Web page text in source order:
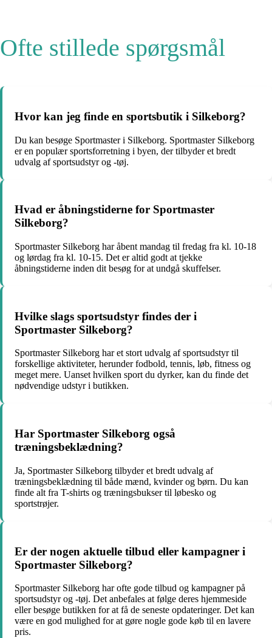
Ofte stillede spørgsmål
Hvor kan jeg finde en sportsbutik i Silkeborg?
Du kan besøge Sportmaster i Silkeborg. Sportmaster Silkeborg
er en populær sportsforretning i byen, der tilbyder et bredt
udvalg af sportsudstyr og -tøj.
Hvad er åbningstiderne for Sportmaster
Silkeborg?
Sportmaster Silkeborg har åbent mandag til fredag fra kl. 10-18
og lørdag fra kl. 10-15. Det er altid godt at tjekke
åbningstiderne inden dit besøg for at undgå skuffelser.
Hvilke slags sportsudstyr findes der i
Sportmaster Silkeborg?
Sportmaster Silkeborg har et stort udvalg af sportsudstyr til
forskellige aktiviteter, herunder fodbold, tennis, løb, fitness og
meget mere. Uanset hvilken sport du dyrker, kan du finde det
nødvendige udstyr i butikken.
Har Sportmaster Silkeborg også
træningsbeklædning?
Ja, Sportmaster Silkeborg tilbyder et bredt udvalg af
træningsbeklædning til både mænd, kvinder og børn. Du kan
finde alt fra T-shirts og træningsbukser til løbesko og
sportstrøjer.
Er der nogen aktuelle tilbud eller kampagner i
Sportmaster Silkeborg?
Sportmaster Silkeborg har ofte gode tilbud og kampagner på
sportsudstyr og -tøj. Det anbefales at følge deres hjemmeside
eller besøge butikken for at få de seneste opdateringer. Det kan
være en god mulighed for at gøre nogle gode køb til en lavere
pris.